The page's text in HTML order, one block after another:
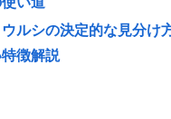
ルシの決定的な見分け
徴解説